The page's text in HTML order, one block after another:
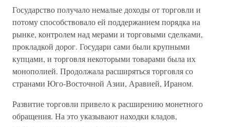
Государство получало немалые доходы от торговли и
потому способствовало ей поддержанием порядка на
рынке, контролем над мерами и торговыми сделками,
прокладкой дорог. Государи сами были крупными
купцами, и торговля некоторыми товарами была их
монополией. Продолжала расширяться торговля со
странами Юго-Восточной Азии, Аравией, Ираном.
Развитие торговли привело к расширению монетного
обращения. На это указывают находки кладов,